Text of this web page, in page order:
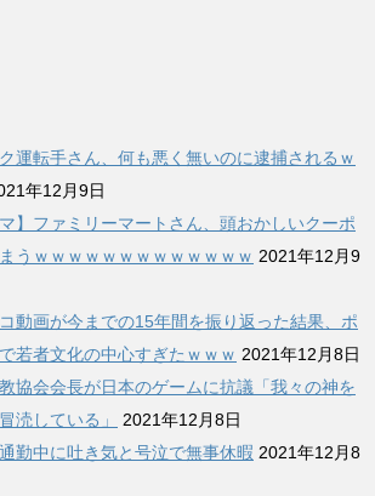
運転手さん、何も悪く無いのに逮捕されるｗ
年12月9日
マ】ファミリーマートさん、頭おかしいクーポ
うｗｗｗｗｗｗｗｗｗｗｗｗｗ 2021年12月9
コ動画が今までの15年間を振り返った結果、ポ
若者文化の中心すぎたｗｗｗ 2021年12月8日
協会会長が日本のゲームに抗議「我々の神を
涜している」
2021年12月8日
勤中に吐き気と号泣で無事休暇 2021年12月8